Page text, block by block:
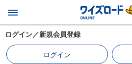
ログイン／新規会員登録
ログイン